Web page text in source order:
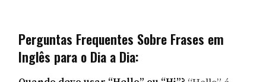
Perguntas Frequentes Sobre Frases em
Inglês para o Dia a Dia: